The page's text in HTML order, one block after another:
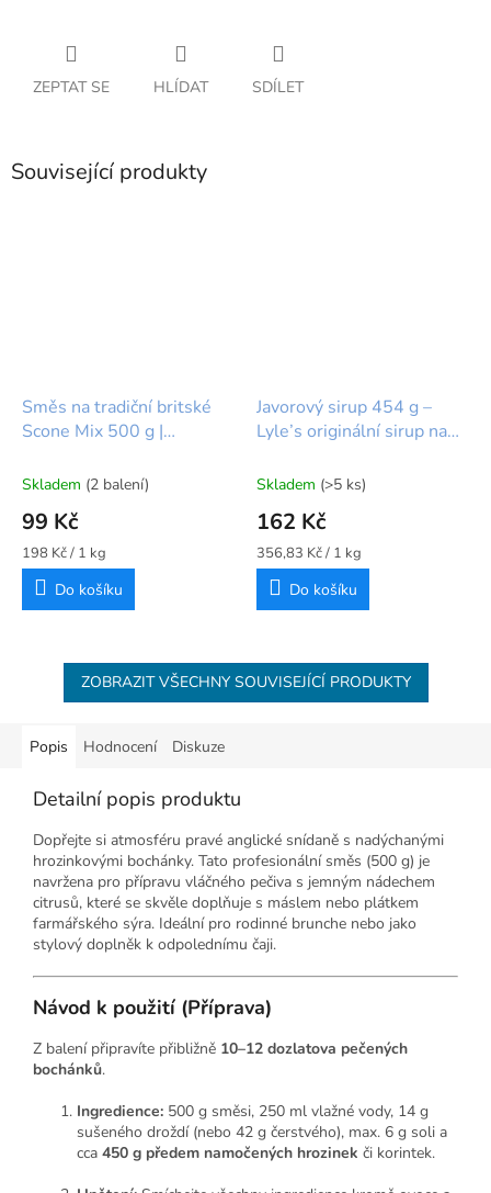
ZEPTAT SE HLÍDAT SDÍLET
Související produkty
Směs na tradiční britské
Scone Mix 500 g |
Skladem (2 balení)
99 Kč
Měrná
cena:
198 Kč / 1 kg
Do košíku
Javorový sirup 454 g –
Lyle’s originální sirup na
Skladem (>5 ks)
162 Kč
Měrná
cena:
356,83 Kč / 1 kg
Do košíku
ZOBRAZIT VŠECHNY SOUVISEJÍCÍ PRODUKTY
Popis Hodnocení Diskuze
Detailní popis produktu
Dopřejte si atmosféru pravé anglické snídaně s nadýchanými
hrozinkovými bochánky. Tato profesionální směs (500 g) je
navržena pro přípravu vláčného pečiva s jemným nádechem
citrusů, které se skvěle doplňuje s máslem nebo plátkem
farmářského sýra. Ideální pro rodinné brunche nebo jako
stylový doplněk k odpolednímu čaji.
Návod k použití (Příprava)
Z balení připravíte přibližně 10–12 dozlatova pečených
bochánků.
Ingredience: 500 g směsi, 250 ml vlažné vody, 14 g
sušeného droždí (nebo 42 g čerstvého), max. 6 g soli a
cca 450 g předem namočených hrozinek či korintek.